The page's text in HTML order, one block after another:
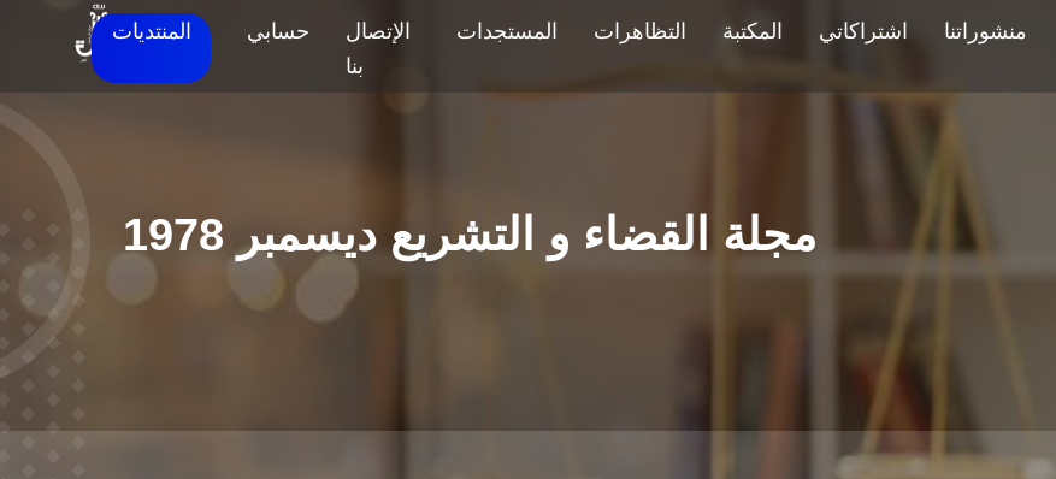
المنتديات حسابي
الإتصال
بنا
المستجدات التظاهرات المكتبة اشتراكاتي منشوراتنا
مجلة القضاء و التشريع ديسمبر 1978